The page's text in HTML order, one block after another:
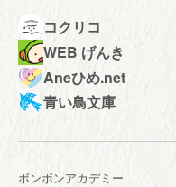
コクリコ
WEB げんき
Aneひめ.net
青い鳥文庫
ボンボンアカデミー